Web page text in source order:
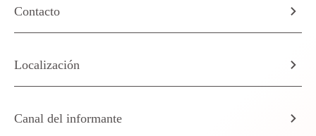
Contacto
Localización
Canal del informante